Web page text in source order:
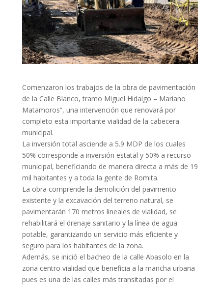
Comenzaron los trabajos de la obra de pavimentación
de la Calle Blanco, tramo Miguel Hidalgo – Mariano
Matamoros”, una intervención que renovará por
completo esta importante vialidad de la cabecera
municipal.
La inversión total asciende a 5.9 MDP de los cuales
50% corresponde a inversión estatal y 50% a recurso
municipal, beneficiando de manera directa a más de 19
mil habitantes y a toda la gente de Romita.
La obra comprende la demolición del pavimento
existente y la excavación del terreno natural, se
pavimentarán 170 metros lineales de vialidad, se
rehabilitará el drenaje sanitario y la línea de agua
potable, garantizando un servicio más eficiente y
seguro para los habitantes de la zona.
Además, se inició el bacheo de la calle Abasolo en la
zona centro vialidad que beneficia a la mancha urbana
pues es una de las calles más transitadas por el